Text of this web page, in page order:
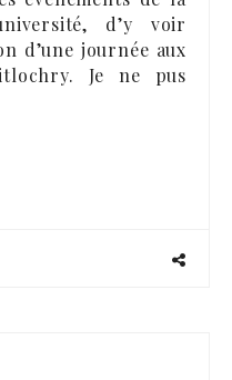
d’y voir
d’une journée aux
Je ne pus